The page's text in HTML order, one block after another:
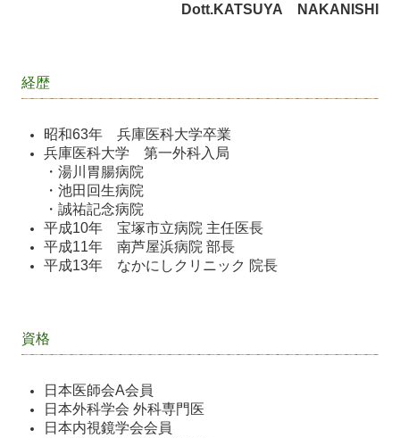
Dott.KATSUYA NAKANISHI
経歴
昭和63年 兵庫医科大学卒業
兵庫医科大学 第一外科入局
・湯川胃腸病院
・池田回生病院
・誠祐記念病院
平成10年 宝塚市立病院 主任医長
平成11年 南芦屋浜病院 部長
平成13年 なかにしクリニック 院長
資格
日本医師会A会員
日本外科学会 外科専門医
日本内視鏡学会会員